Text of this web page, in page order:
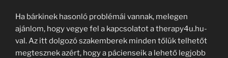
Ha bárkinek hasonló problémái vannak, melegen
ajánlom, hogy vegye fel a kapcsolatot a therapy4u.hu-
val. Az itt dolgozó szakemberek minden tőlük telhetőt
megtesznek azért, hogy a pácienseik a lehető legjobb